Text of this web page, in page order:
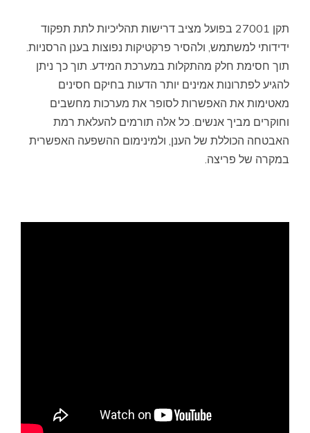
תקן 27001 בפועל מציב דרישות תהליכיות לתת תפקוד
ידידותי למשתמש, ולהסיר פרקטיקות נפוצות בענן הרסניות.
תוך חסימת חלק מהתקלות במערכת המידע. תוך כך ניתן
להגיע לפתרונות אמינים יותר הדעות בחיקם חסינים
מאטימות את האפשרות לסופר את מערכות מחשבים
וחוקרים מביך אנשים. כל אלה תורמים להעלאת רמת
האבטחה הכוללת של הענן, ולמינימום ההשפעה האפשרית
במקרה של פריצה.